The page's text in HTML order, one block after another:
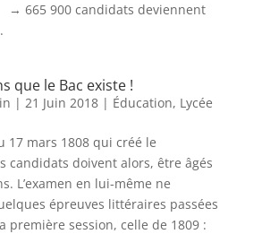
665 900 candidats deviennent
que le Bac existe !
| 21 Juin 2018| Éducation, Lycée
17 mars 1808 qui créé le
candidats doivent alors, être âgés
L’examen en lui-même ne
épreuves littéraires passées
première session, celle de 1809 :